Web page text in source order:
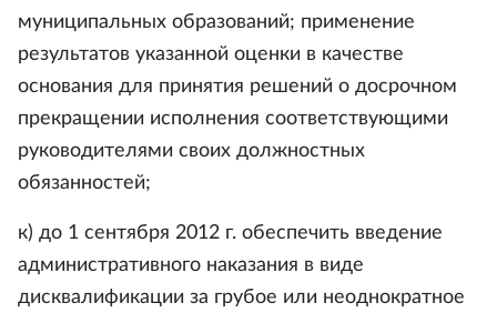
муниципальных образований; применение
результатов указанной оценки в качестве
основания для принятия решений о досрочном
прекращении исполнения соответствующими
руководителями своих должностных
обязанностей;
к) до 1 сентября 2012 г. обеспечить введение
административного наказания в виде
дисквалификации за грубое или неоднократное